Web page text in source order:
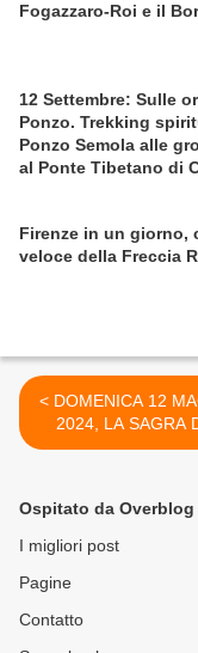
Fogazzaro-Roi e il
12 Settembre: Sulle
Ponzo. Trekking
Ponzo Semola alle
al Ponte Tibetano di
Firenze in un giorno,
veloce della Freccia
< DOMENICA 12 MAGGIO
2024, LA SAGRA
PESCE A
Ospitato da Overblog
I migliori post
Pagine
Contatto